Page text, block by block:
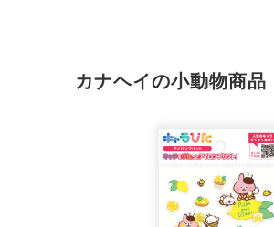
カナヘイの小動物商品